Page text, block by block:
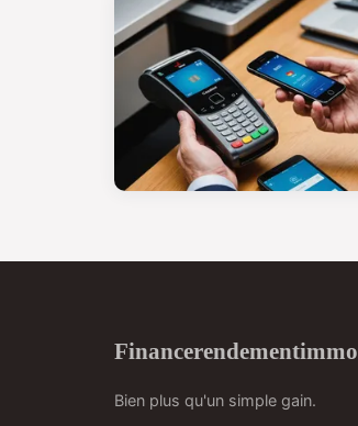
Financerendementimmo
Bien plus qu'un simple gain.